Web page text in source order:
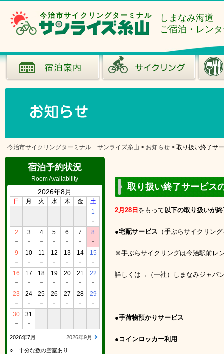
今治市サイクリングターミナル
しまなみ海道
ご宿泊・レン
今治市サイクリングターミナル サンライズ糸山 > お知らせ > 取り扱い終了サ
宿泊予約状況
Room Availability
2026年8月
日 月 火 水 木 金
土
1
－
2
－
3
－
4
－
5
－
6
－
7
－
8
－
9
－
10
－
11
－
12
－
13
－
14
－
15
－
16
－
17
－
18
－
19
－
20
－
21
－
22
－
23
－
24
－
25
－
26
－
27
－
28
－
29
－
30
－
31
－
2026年7月 2026年9月
○…十分な数の空室あり
取り扱い終了サービス
2月28日 をもって以下の取り扱いが
●宅配サービス （手ぶらサイクリン
※手ぶらサイクリングは今治駅前レ
詳しくは→（一社）しまなみジャパ
●手荷物預かりサービス
●コインロッカー利用